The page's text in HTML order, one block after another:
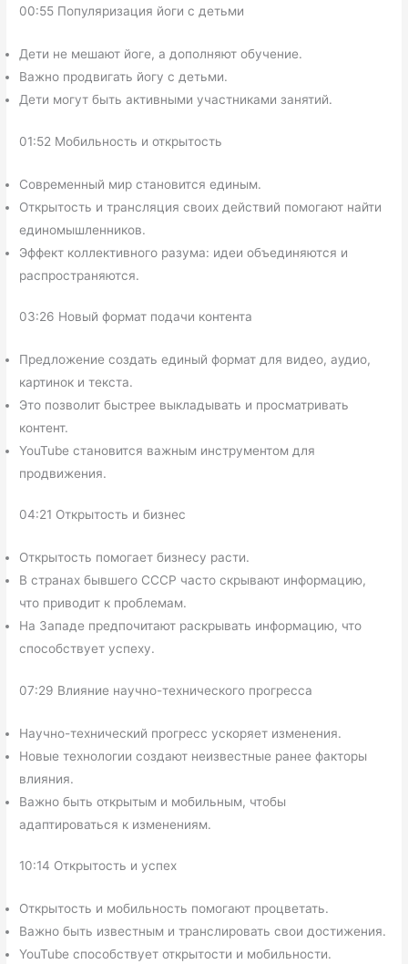
00:55 Популяризация йоги с детьми
Дети не мешают йоге, а дополняют обучение.
Важно продвигать йогу с детьми.
Дети могут быть активными участниками занятий.
01:52 Мобильность и открытость
Современный мир становится единым.
Открытость и трансляция своих действий помогают найти
единомышленников.
Эффект коллективного разума: идеи объединяются и
распространяются.
03:26 Новый формат подачи контента
Предложение создать единый формат для видео, аудио,
картинок и текста.
Это позволит быстрее выкладывать и просматривать
контент.
YouTube становится важным инструментом для
продвижения.
04:21 Открытость и бизнес
Открытость помогает бизнесу расти.
В странах бывшего СССР часто скрывают информацию,
что приводит к проблемам.
На Западе предпочитают раскрывать информацию, что
способствует успеху.
07:29 Влияние научно-технического прогресса
Научно-технический прогресс ускоряет изменения.
Новые технологии создают неизвестные ранее факторы
влияния.
Важно быть открытым и мобильным, чтобы
адаптироваться к изменениям.
10:14 Открытость и успех
Открытость и мобильность помогают процветать.
Важно быть известным и транслировать свои достижения.
YouTube способствует открытости и мобильности.